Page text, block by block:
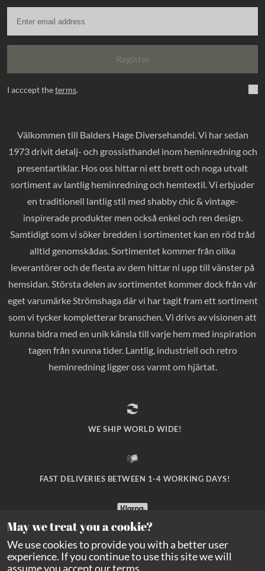
Register
I acccept theterms.
Välkommen till Balders Hage Diversehandel. Vi har sedan
1973 drivit detalj- och grossisthandel inom heminredning och
presentartiklar. Hos oss hittar ni ett brett och noga utvalt
sortiment av lantlig heminredning och hemtextil. Vi erbjuder
en traditionell lantlig stil med shabby chic & vintage-
inspirerade produkter men också enkel och ren design.
Samtidigt som vi söker bredden i sortimentet kan en röd tråd
alltid genomskådas. Sortimentet kommer från olika
leverantörer och de flesta av dem hittar ni upp till vänster på
hemsidan. Största delen av sortimentet kommer dock från vår
eget varumärke Strömshaga där vi har tagit fram ett sortiment
som vi tycker kompletterar branschen. Vi drivs av visionen att
kunna bidra med en unik känsla till varje hem med inspiration
tagen från svunna tider. Lantlig, industriell och retro
heminredning ligger oss varmt om hjärtat.
WE SHIP WORLD WIDE!
FAST DELIVERIES BETWEEN 1-4 WORKING DAYS!
SAFE PAYMENT WITH KLARNA CHECKOUT!
May we treat you a cookie?
We use cookies to provide you with a better user
experience. If you continue to use this site we will
assume you accept ourterms